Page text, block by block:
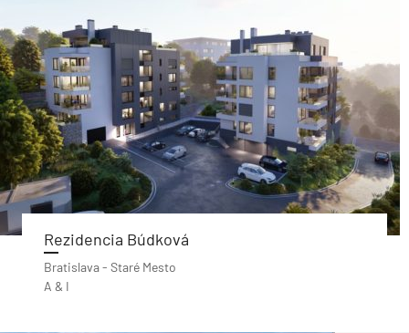
Rezidencia Búdková
Bratislava - Staré Mesto
A & I